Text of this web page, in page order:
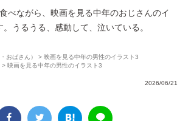
べながら、映画を見る中年のおじさんのイ
。うるうる、感動して、泣いている。
おばさん）
> 映画を見る中年の男性のイラスト3
> 映画を見る中年の男性のイラスト3
2026/06/21